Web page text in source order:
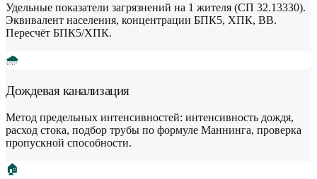
Удельные показатели загрязнений на 1 жителя (СП 32.13330).
Эквивалент населения, концентрации БПК5, ХПК, ВВ.
Пересчёт БПК5/ХПК.
🌧️
Дождевая канализация
Метод предельных интенсивностей: интенсивность дождя,
расход стока, подбор трубы по формуле Маннинга, проверка
пропускной способности.
🏠